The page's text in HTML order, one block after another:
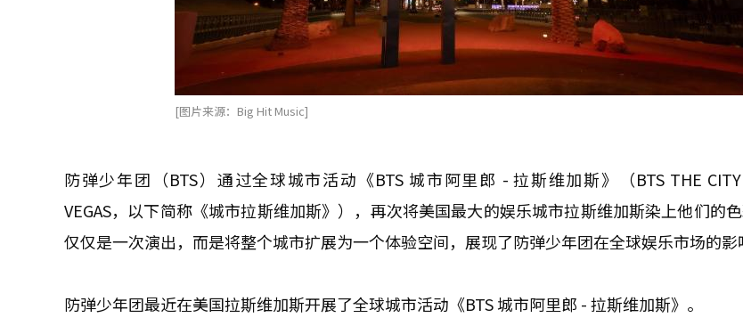
[图片来源：Big Hit Music]
防弹少年团（BTS）通过全球城市活动《BTS 城市阿里郎 - 拉斯维加斯》（BTS THE CITY
VEGAS，以下简称《城市拉斯维加斯》），再次将美国最大的娱乐城市拉斯维加斯染上他们的
仅仅是一次演出，而是将整个城市扩展为一个体验空间，展现了防弹少年团在全球娱乐市场的影
防弹少年团最近在美国拉斯维加斯开展了全球城市活动《BTS 城市阿里郎 - 拉斯维加斯》。